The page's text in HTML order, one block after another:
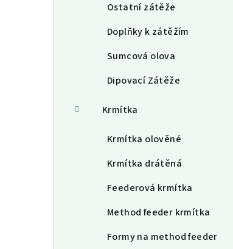
Ostatní zátěže
Doplňky k zátěžím
Sumcová olova
Dipovací Zátěže
Krmítka
Krmítka olověné
Krmítka drátěná
Feederová krmítka
Method feeder krmítka
Formy na method feeder